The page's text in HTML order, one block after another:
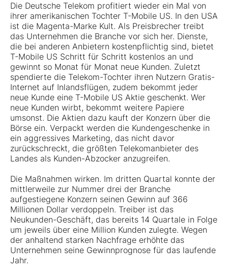
Kontakt
Die Deutsche Telekom profitiert wieder ein Mal von
ihrer amerikanischen Tochter T-Mobile US. In den USA
ist die Magenta-Marke Kult. Als Preisbrecher treibt
das Unternehmen die Branche vor sich her. Dienste,
die bei anderen Anbietern kostenpflichtig sind, bietet
T-Mobile US Schritt für Schritt kostenlos an und
gewinnt so Monat für Monat neue Kunden. Zuletzt
spendierte die Telekom-Tochter ihren Nutzern Gratis-
Internet auf Inlandsflügen, zudem bekommt jeder
neue Kunde eine T-Mobile US Aktie geschenkt. Wer
neue Kunden wirbt, bekommt weitere Papiere
umsonst. Die Aktien dazu kauft der Konzern über die
Börse ein. Verpackt werden die Kundengeschenke in
ein aggressives Marketing, das nicht davor
zurückschreckt, die größten Telekomanbieter des
Landes als Kunden-Abzocker anzugreifen.
Die Maßnahmen wirken. Im dritten Quartal konnte der
mittlerweile zur Nummer drei der Branche
aufgestiegene Konzern seinen Gewinn auf 366
Millionen Dollar verdoppeln. Treiber ist das
Neukunden-Geschäft, das bereits 14 Quartale in Folge
um jeweils über eine Million Kunden zulegte. Wegen
der anhaltend starken Nachfrage erhöhte das
Unternehmen seine Gewinnprognose für das laufende
Jahr.